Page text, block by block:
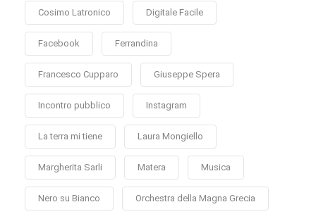
Cosimo Latronico Digitale Facile
Facebook Ferrandina
Francesco Cupparo Giuseppe Spera
Incontro pubblico Instagram
La terra mi tiene Laura Mongiello
Margherita Sarli Matera Musica
Nero su Bianco Orchestra della Magna Grecia